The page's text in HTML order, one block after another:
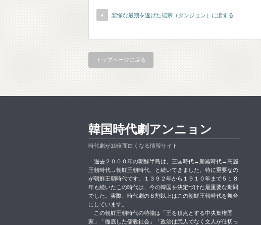
悲惨な最期を遂げた端宗（タンジョン）に涙する
トップページに戻る
韓国時代劇アンニョン
時代劇が10倍面白くなる情報サイト
過去２０００年の朝鮮半島は、三国時代→新羅時代→高麗
王朝時代→朝鮮王朝時代、と続いてきました。特に重要なの
が朝鮮王朝時代です。１３９２年から１９１０年まで５１８
年も続いたこの時代は、今の韓国を決定づけた最重要な期間
でした。実際、時代劇の８割以上はこの朝鮮王朝時代を舞台
にしています。
この朝鮮王朝時代の特徴は「王を頂点とする中央集権国
家」「徹底した儒教社会」「政治は武人でなく文人が仕切っ